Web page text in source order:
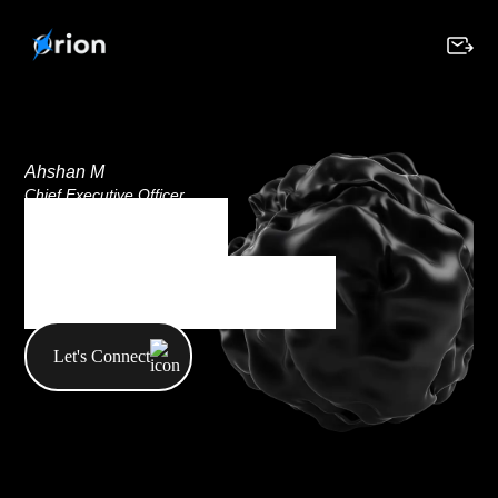
Ahshan M
Chief Executive Officer
Let's Connect